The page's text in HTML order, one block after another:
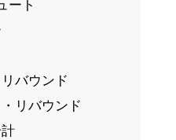
ート
バウンド
リバウンド